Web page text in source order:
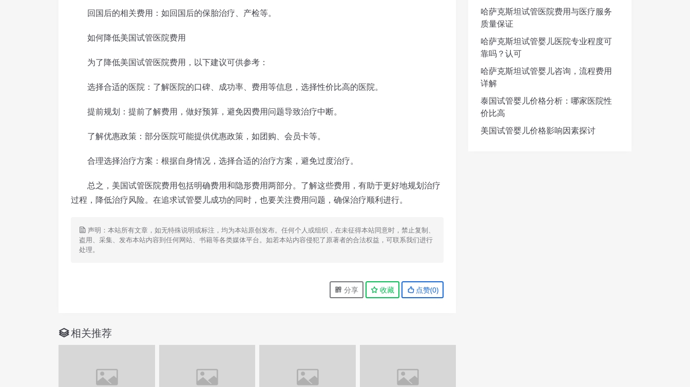
回国后的相关费用：如回国后的保胎治疗、产检等。
如何降低美国试管医院费用
为了降低美国试管医院费用，以下建议可供参考：
选择合适的医院：了解医院的口碑、成功率、费用等信息，选择性价比高的医院。
提前规划：提前了解费用，做好预算，避免因费用问题导致治疗中断。
了解优惠政策：部分医院可能提供优惠政策，如团购、会员卡等。
合理选择治疗方案：根据自身情况，选择合适的治疗方案，避免过度治疗。
总之，美国试管医院费用包括明确费用和隐形费用两部分。了解这些费用，有助于更好地规划治疗
过程，降低治疗风险。在追求试管婴儿成功的同时，也要关注费用问题，确保治疗顺利进行。
声明：本站所有文章，如无特殊说明或标注，均为本站原创发布。任何个人或组织，在未征得本站同意时，禁止复制、
盗用、采集、发布本站内容到任何网站、书籍等各类媒体平台。如若本站内容侵犯了原著者的合法权益，可联系我们进行
处理。
分享 收藏 点赞(0)
相关推荐
哈萨克斯坦试管医院费用与医疗服务
质量保证
哈萨克斯坦试管婴儿医院专业程度可
靠吗？认可
哈萨克斯坦试管婴儿咨询，流程费用
详解
泰国试管婴儿价格分析：哪家医院性
价比高
美国试管婴儿价格影响因素探讨